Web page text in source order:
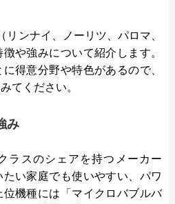
リンナイ、ノーリツ、パロマ、
や強みについて紹介します。
得意分野や特色があるので、
てください。
み
ラスのシェアを持つメーカー
い家庭でも使いやすい、パワ
機種には「マイクロバブルバ